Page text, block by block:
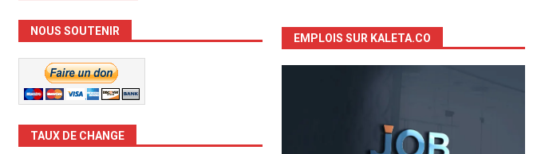
NOUS SOUTENIR
TAUX DE CHANGE
EMPLOIS SUR KALETA.CO